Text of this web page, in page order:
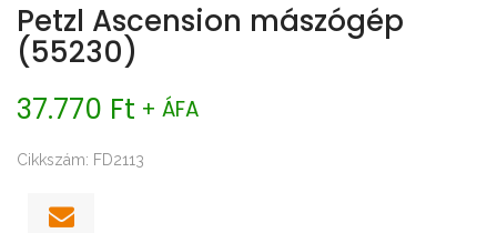
Petzl Ascension mászógép
(55230)
37.770 Ft + ÁFA
Cikkszám: FD2113